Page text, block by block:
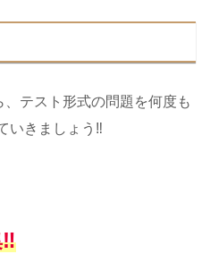
テスト形式の問題を何度も
いきましょう‼︎